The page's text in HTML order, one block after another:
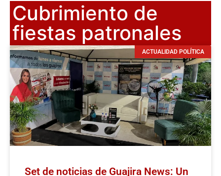
Cubrimiento de
fiestas patronales
ACTUALIDAD POLÍTICA
Set de noticias de Guajira News: Un